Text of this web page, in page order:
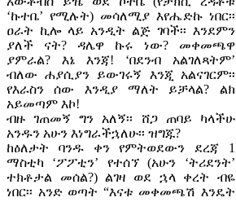
‘ኩተቤ’ የሚሉት) መሳለሚያ እየሔድኩ ነበር፡፡
ዐራት ኪሎ ላይ አንዲት ልጅ ገባች፡፡ እንደምን
ያለች ናት? ዳሌዋ ኩሩ ነው? መቀመጫዋ
ያምራል? እኔ እንጃ! ‘በደንብ አልገለጻትም’
ብለው ሐያሲያን ይውገሩኝ እንጂ አልናገርም፡፡
የእራስን ሰው እንዲያ ማለት ይቻላል? ልክ
አይመጣም እኮ!
ብዙ ገጠመኝ ግን አለኝ፡፡ ሸጋ ጠባይ ካላችሁ
አንዱን አሁን እነግራችኋለሁ፡፡ ዝግጁ?
ከዕለታት ባንዱ ቀን የምትወደውን ደረጃ 1
ማስቲካ ‘ፖፖቲን’ የተሰኘ (አሁን ‘ትሪደንት’
ተክቶታል መሰል?) ልገዛ ወደ ኋላ ቀረት ብዬ
ነበር፡፡ አንድ ወጣት “እናቱ መቀመጫሽ እንዴት